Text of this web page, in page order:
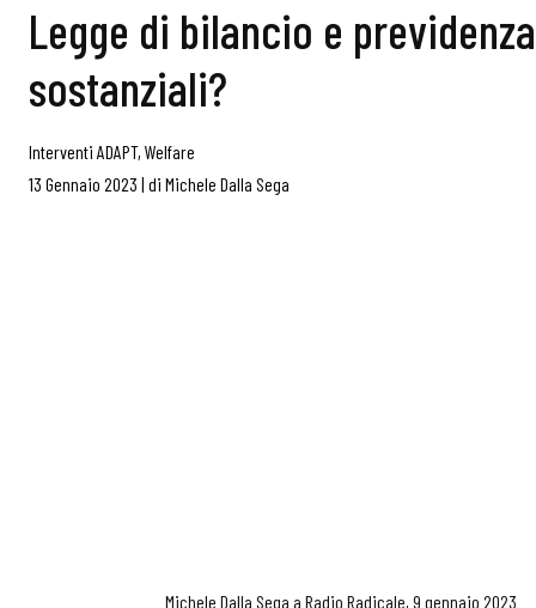
Legge di bilancio e
sostanziali?
Interventi ADAPT, Welfare
13 Gennaio 2023 | di Michele Dalla Sega
Michele Dalla Sega a Radio Radicale, 9 gennaio 2023